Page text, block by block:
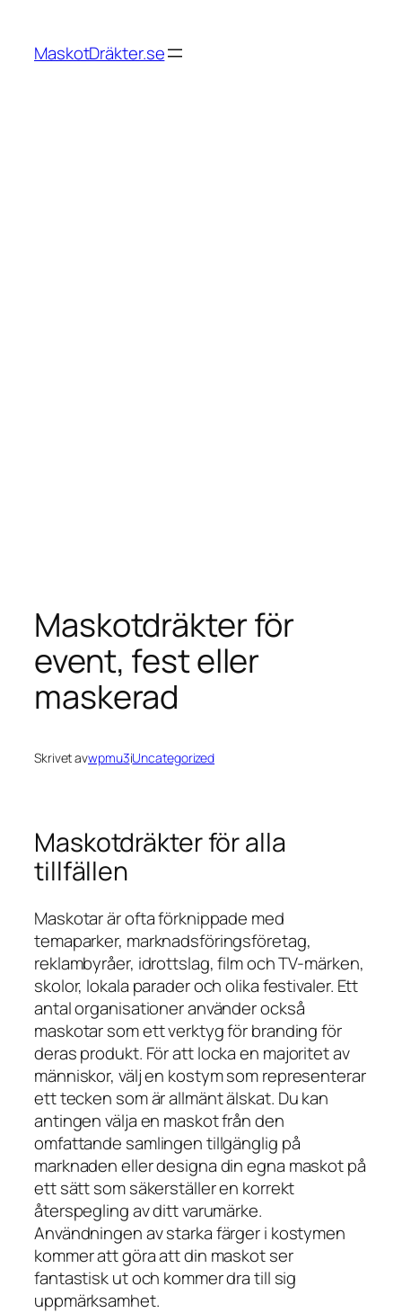
innehåll
MaskotDräkter.se
Maskotdräkter för
event, fest eller
maskerad
Skrivet avwpmu3iUncategorized
Maskotdräkter för alla
tillfällen
Maskotar är ofta förknippade med
temaparker, marknadsföringsföretag,
reklambyråer, idrottslag, film och TV-märken,
skolor, lokala parader och olika festivaler. Ett
antal organisationer använder också
maskotar som ett verktyg för branding för
deras produkt. För att locka en majoritet av
människor, välj en kostym som representerar
ett tecken som är allmänt älskat. Du kan
antingen välja en maskot från den
omfattande samlingen tillgänglig på
marknaden eller designa din egna maskot på
ett sätt som säkerställer en korrekt
återspegling av ditt varumärke.
Användningen av starka färger i kostymen
kommer att göra att din maskot ser
fantastisk ut och kommer dra till sig
uppmärksamhet.